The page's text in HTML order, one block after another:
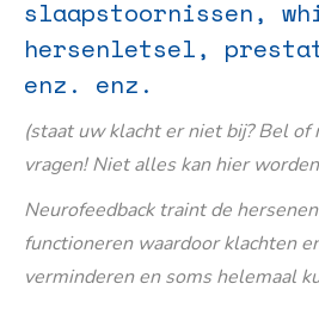
slaapstoornissen,
hersenletsel,
enz. enz.
(staat uw klacht er niet bij? Bel of
vragen! Niet alles kan hier
Neurofeedback traint de
functioneren waardoor klachten
verminderen en soms helemaal